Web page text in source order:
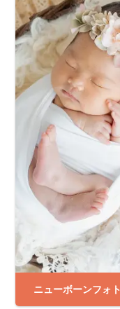
ニューボーンフォト